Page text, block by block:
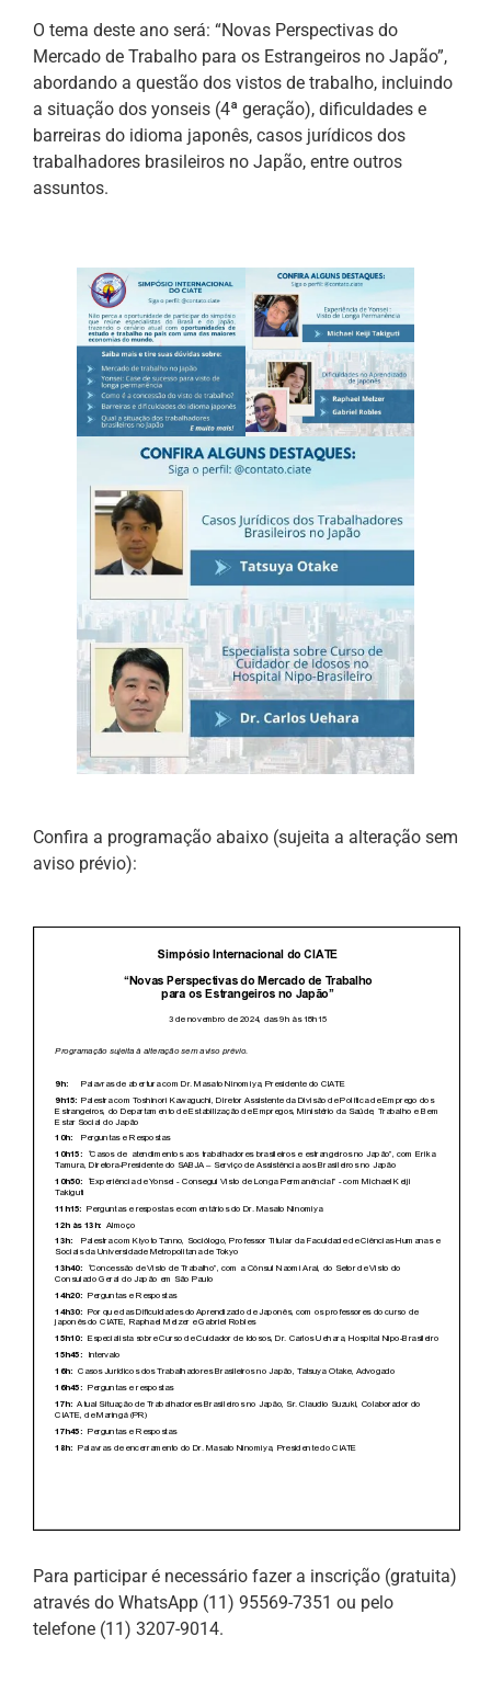
O tema deste ano será: “Novas Perspectivas do
Mercado de Trabalho para os Estrangeiros no Japão”,
abordando a questão dos vistos de trabalho, incluindo
a situação dos yonseis (4ª geração), dificuldades e
barreiras do idioma japonês, casos jurídicos dos
trabalhadores brasileiros no Japão, entre outros
assuntos.
Confira a programação abaixo (sujeita a alteração sem
aviso prévio):
Para participar é necessário fazer a inscrição (gratuita)
através do WhatsApp (11) 95569-7351 ou pelo
telefone (11) 3207-9014.